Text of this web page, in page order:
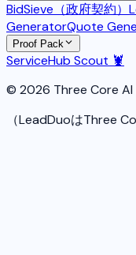
BidSieve（政府契約）
GeneratorQuote
Proof Pack
ServiceHub Scout 🦞
© 2026 Three Core AI
（LeadDuoはThree